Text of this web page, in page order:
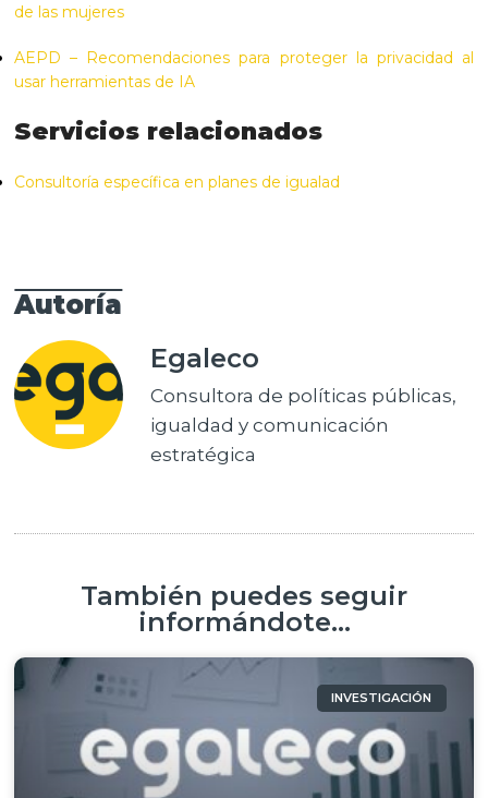
de las mujeres
AEPD – Recomendaciones para proteger la privacidad al
usar herramientas de IA
Servicios relacionados
Consultoría específica en planes de igualad
Autoría
Egaleco
Consultora de políticas públicas,
igualdad y comunicación
estratégica
También puedes seguir
informándote...
INVESTIGACIÓN